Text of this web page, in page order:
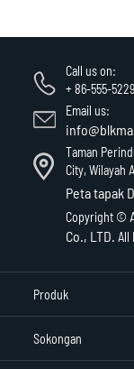
Call us on:
+ 86-555-
Email us:
Taman
City, Wilayah
Peta tapak
Copyright ©
Co., LTD. All
Produk
Sokongan